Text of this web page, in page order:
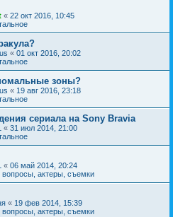
« 22 окт 2016, 10:45
« 01 окт 2016, 20:02
зоны?
« 19 авг 2016, 23:18
сериала на Sony Bravia
« 31 июл 2014, 21:00
« 06 май 2014, 20:24
актеры, съемки
« 19 фев 2014, 15:39
актеры, съемки